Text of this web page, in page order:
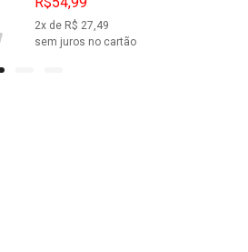
2x de R$ 27,49
sem juros no cartão